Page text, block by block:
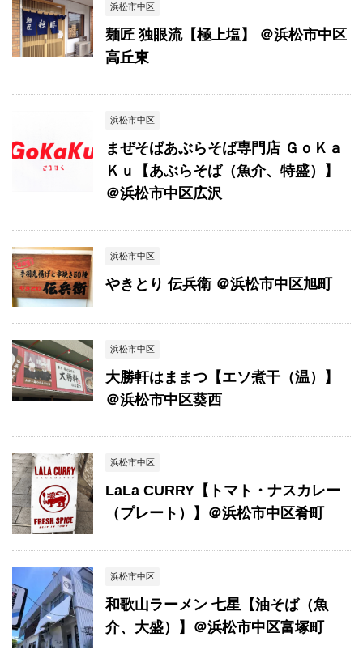
浜松市中区
麺匠 独眼流【極上塩】 ＠浜松市中区
高丘東
浜松市中区
まぜそばあぶらそば専門店 ＧｏＫａ
Ｋｕ【あぶらそば（魚介、特盛）】
＠浜松市中区広沢
浜松市中区
やきとり 伝兵衛 ＠浜松市中区旭町
浜松市中区
大勝軒はままつ【エソ煮干（温）】
＠浜松市中区葵西
浜松市中区
LaLa CURRY【トマト・ナスカレー
（プレート）】＠浜松市中区肴町
浜松市中区
和歌山ラーメン 七星【油そば（魚
介、大盛）】＠浜松市中区富塚町